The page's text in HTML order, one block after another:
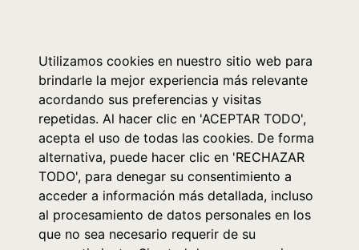
Utilizamos cookies en nuestro sitio web para
brindarle la mejor experiencia más relevante
acordando sus preferencias y visitas
repetidas. Al hacer clic en 'ACEPTAR TODO',
acepta el uso de todas las cookies. De forma
alternativa, puede hacer clic en 'RECHAZAR
TODO', para denegar su consentimiento a
acceder a información más detallada, incluso
al procesamiento de datos personales en los
que no sea necesario requerir de su